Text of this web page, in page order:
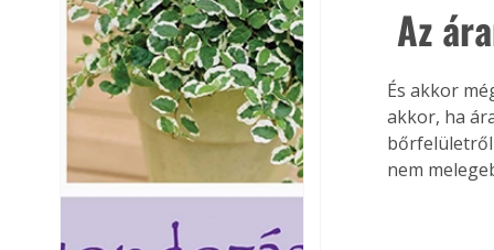
Az
És akkor
akkor, ha
bőrfelületről
nem